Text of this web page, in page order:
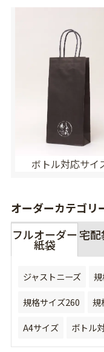
ボトル対応サイ
オーダーカテゴリ
フルオーダー
紙袋
宅配
ジャストニーズ
規格サイズ260
規
A4サイズ
ボトル